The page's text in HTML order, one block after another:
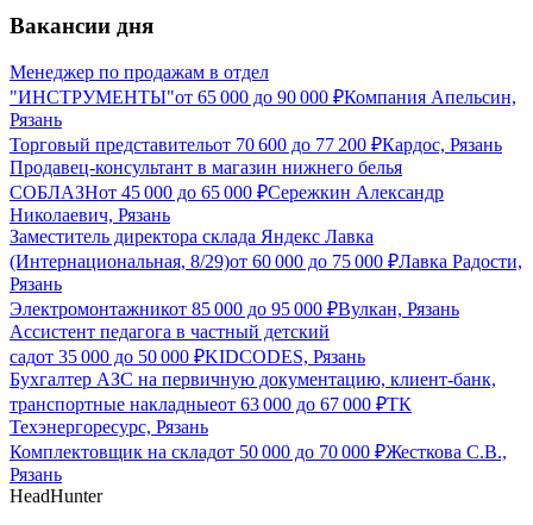
Вакансии дня
Менеджер по продажам в отдел
"ИНСТРУМЕНТЫ"от 65 000 до 90 000 ₽Компания Апельсин,
Рязань
Торговый представительот 70 600 до 77 200 ₽Кардос, Рязань
Продавец-консультант в магазин нижнего белья
СОБЛАЗНот 45 000 до 65 000 ₽Сережкин Александр
Николаевич, Рязань
Заместитель директора склада Яндекс Лавка
(Интернациональная, 8/29)от 60 000 до 75 000 ₽Лавка Радости,
Рязань
Электромонтажникот 85 000 до 95 000 ₽Вулкан, Рязань
Ассистент педагога в частный детский
садот 35 000 до 50 000 ₽KIDCODES, Рязань
Бухгалтер АЗС на первичную документацию, клиент-банк,
транспортные накладныеот 63 000 до 67 000 ₽ТК
Техэнергоресурс, Рязань
Комплектовщик на складот 50 000 до 70 000 ₽Жесткова С.В.,
Рязань
HeadHunter